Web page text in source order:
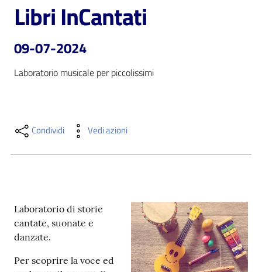
Cosa
puoi
fare
contenuti
Salta al contenuto
Libri InCantati
09-07-2024
Laboratorio musicale per piccolissimi
Condividi Vedi azioni
Laboratorio di storie
cantate, suonate e
danzate.
Per scoprire la voce ed